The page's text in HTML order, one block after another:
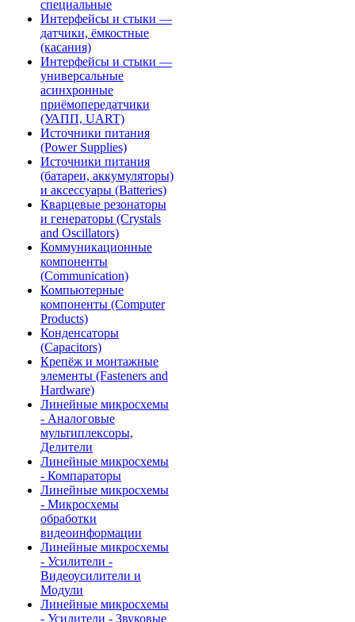
специальные
Интерфейсы и стыки —
датчики, ёмкостные
(касания)
Интерфейсы и стыки —
универсальные
асинхронные
приёмопередатчики
(УАПП, UART)
Источники питания
(Power Supplies)
Источники питания
(батареи, аккумуляторы)
и аксессуары (Batteries)
Кварцевые резонаторы
и генераторы (Crystals
and Oscillators)
Коммуникационные
компоненты
(Communication)
Компьютерные
компоненты (Computer
Products)
Конденсаторы
(Capacitors)
Крепёж и монтажные
элементы (Fasteners and
Hardware)
Линейные микросхемы
- Аналоговые
мультиплексоры,
Делители
Линейные микросхемы
- Компараторы
Линейные микросхемы
- Микросхемы
обработки
видеоинформации
Линейные микросхемы
- Усилители -
Видеоусилители и
Модули
Линейные микросхемы
- Усилители - Звуковые